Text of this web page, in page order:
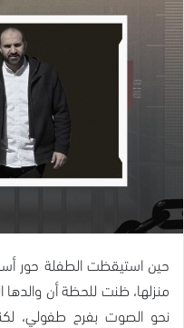
منزلها، ظنت للحظة أن
نحو الصوت بفرح طفولي،